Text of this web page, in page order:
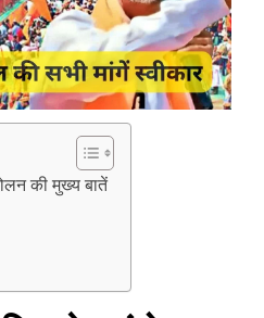
की मुख्य बातें